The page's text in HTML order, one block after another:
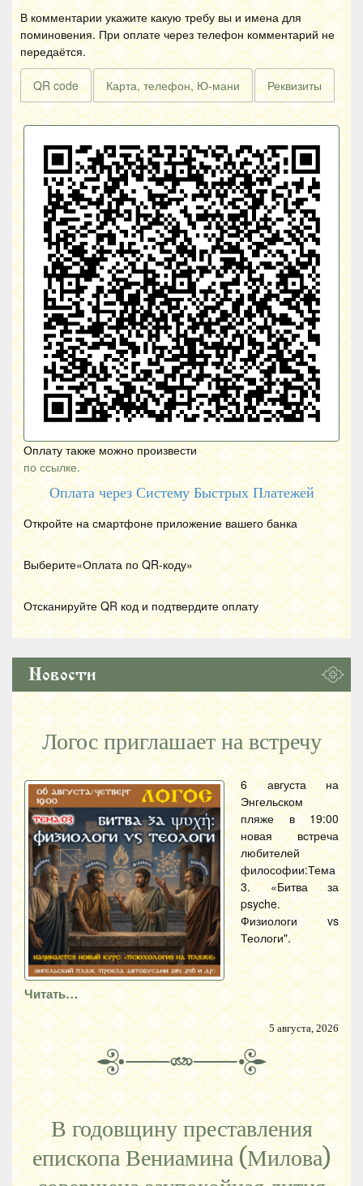
В комментарии укажите какую требу вы и имена для
поминовения. При оплате через телефон комментарий не
передаётся.
QR code Карта, телефон, Ю-мани Реквизиты
Оплату также можно произвести
по ссылке.
Оплата через Систему Быстрых Платежей
Откройте на смартфоне приложение вашего банка
Выберите«Оплата по QR-коду»
Отсканируйте QR код и подтвердите оплату
Новости
Логос приглашает на встречу
6 августа на
Энгельском
пляже в 19:00
новая встреча
любителей
философии:Тема
3. «Битва за
psyche.
Физиологи vs
Теологи".
Читать…
5 августа, 2026
В годовщину преставления
епископа Вениамина (Милова)